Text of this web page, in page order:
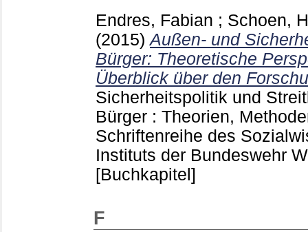
Endres, Fabian ; Schoen,
(2015)Außen- und
Bürger: Theoretische
Überblick über den
Sicherheitspolitik und
Bürger : Theorien,
Schriftenreihe des
Instituts der Bundeswehr
[Buchkapitel]
F